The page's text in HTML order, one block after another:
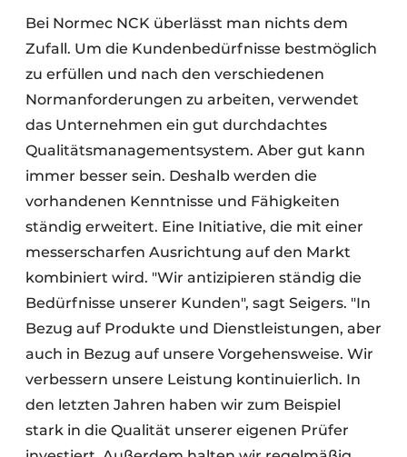
Bei Normec NCK überlässt man nichts dem
Zufall. Um die Kundenbedürfnisse bestmöglich
zu erfüllen und nach den verschiedenen
Normanforderungen zu arbeiten, verwendet
das Unternehmen ein gut durchdachtes
Qualitätsmanagementsystem. Aber gut kann
immer besser sein. Deshalb werden die
vorhandenen Kenntnisse und Fähigkeiten
ständig erweitert. Eine Initiative, die mit einer
messerscharfen Ausrichtung auf den Markt
kombiniert wird. "Wir antizipieren ständig die
Bedürfnisse unserer Kunden", sagt Seigers. "In
Bezug auf Produkte und Dienstleistungen, aber
auch in Bezug auf unsere Vorgehensweise. Wir
verbessern unsere Leistung kontinuierlich. In
den letzten Jahren haben wir zum Beispiel
stark in die Qualität unserer eigenen Prüfer